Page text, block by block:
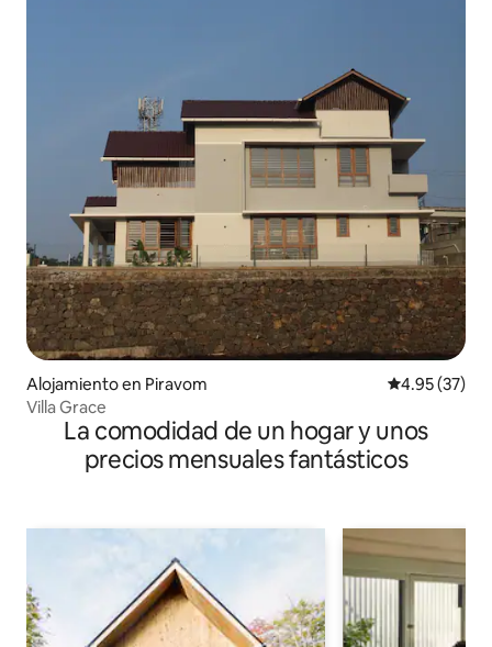
Alojamiento en Piravom Calificación
4.95 (37)
Villa Grace
La comodidad de un hogar y unos
precios mensuales fantásticos